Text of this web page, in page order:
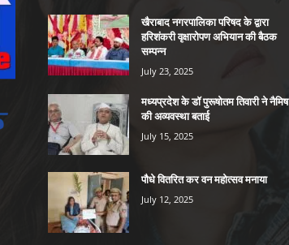
खैराबाद नगरपालिका परिषद के द्वारा
हरिशंकरी वृक्षारोपण अभियान की बैठक
सम्पन्न
July 23, 2025
मध्यप्रदेश के डॉ पुरूषोतम तिवारी ने नैमिष
की अव्यवस्था बताई
July 15, 2025
पौधे वितरित कर वन महोत्सव मनाया
July 12, 2025